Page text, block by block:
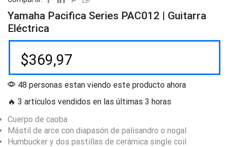
Yamaha Pacifica Series PAC012 | Guitarra
Eléctrica
$369,97
48 personas estan viendo este producto ahora
🔥 3 artículos vendidos en las últimas 3 horas
Cuerpo de caoba
Mástil de arce con diapasón de palisandro o nogal
Humbucker y dos pastillas de cerámica single coil